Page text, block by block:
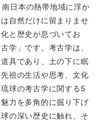
日本の熱帯地域に浮か
自然だけに留まりませ
と歴史が息づいてお
学」です。考古学は、
具であり、土の下に眠
祖の生活や思考、文化
球の考古学に関する5
力を多角的に掘り下げ
の深い歴史に触れ、そ